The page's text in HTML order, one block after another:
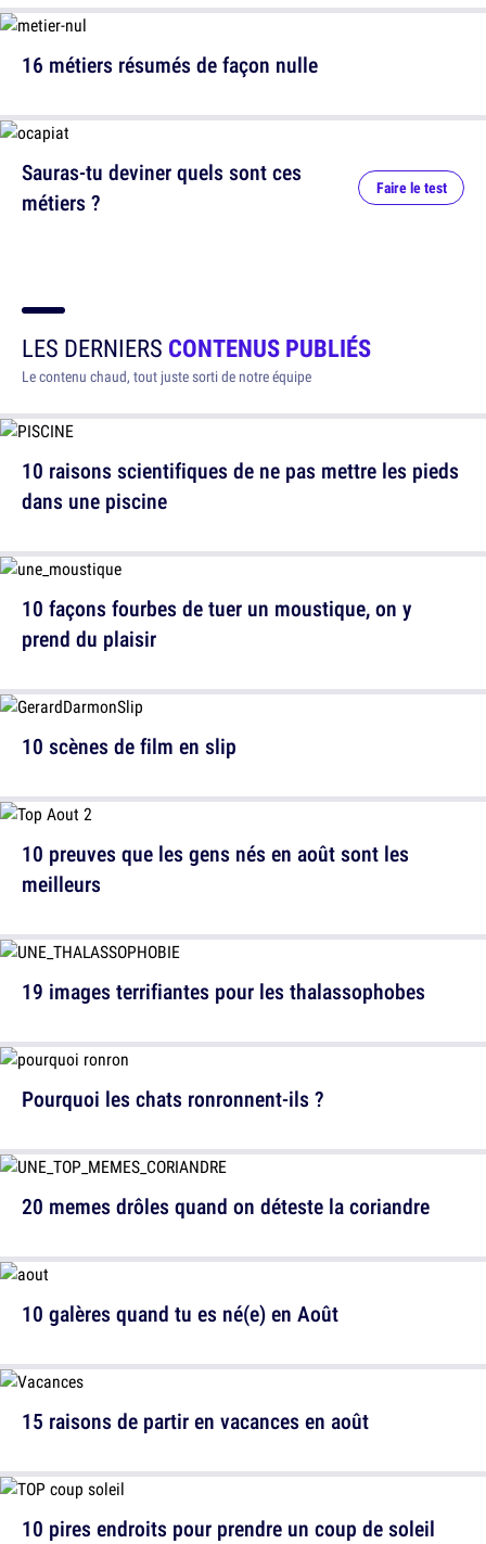
16 métiers résumés de façon nulle
Sauras-tu deviner quels sont ces
métiers ?
Faire le test
LES DERNIERS CONTENUS PUBLIÉS
Le contenu chaud, tout juste sorti de notre équipe
10 raisons scientifiques de ne pas mettre les pieds
dans une piscine
10 scènes de film en slip
19 images terrifiantes pour les thalassophobes
20 memes drôles quand on déteste la coriandre
15 raisons de partir en vacances en août
10 façons fourbes de tuer un moustique, on y
prend du plaisir
10 preuves que les gens nés en août sont les
meilleurs
Pourquoi les chats ronronnent-ils ?
10 galères quand tu es né(e) en Août
10 pires endroits pour prendre un coup de soleil